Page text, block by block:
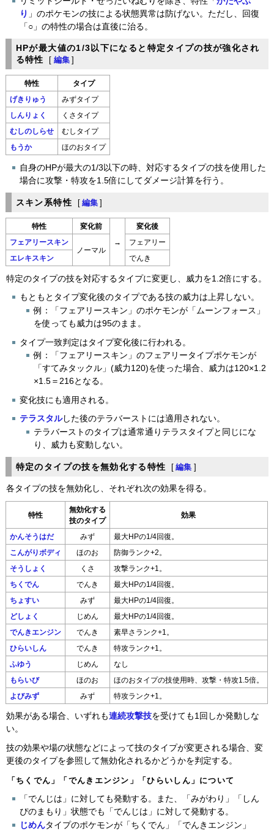
り 」のポケモンの技による状態異常は防げない。ただし、回復
「○」の特性の場合は直後に治る。
HPが最大値の1/3以下になると特定タイプの技が強化され
る特性
[ 編集 ]
特性 タイプ
げきりゅう みずタイプ
しんりょく くさタイプ
むしのしらせ むしタイプ
もうか ほのおタイプ
自身のHPが最大の1/3以下の時、対応するタイプの技を使用した
場合に攻撃・特攻を1.5倍にしてダメージ計算を行う。
スキン系特性 [ 編集 ]
特性 変化前
→
変化後
フェアリースキン
ノーマル
フェアリー
エレキスキン でんき
特定のタイプの技を対応するタイプに変更し、威力を1.2倍にする。
もともとタイプ変化後のタイプである技の威力は上昇しない。
例：「フェアリースキン」のポケモンが「ムーンフォース」
を使っても威力は95のまま。
タイプ一致判定はタイプ変化後に行われる。
例：「フェアリースキン」のフェアリータイプポケモンが
「すてみタックル」(威力120)を使った場合、威力は120×1.2
×1.5＝216となる。
変化技にも適用される。
テラスタルした後のテラバーストには適用されない。
テラバーストのタイプは通常通りテラスタイプと同じにな
り、威力も変動しない。
特定のタイプの技を無効化する特性 [ 編集 ]
各タイプの技を無効化し、それぞれ次の効果を得る。
特性
無効化する
技のタイプ
効果
かんそうはだ みず 最大HPの1/4回復。
こんがりボディ ほのお 防御ランク+2。
そうしょく くさ 攻撃ランク+1。
ちくでん でんき 最大HPの1/4回復。
ちょすい みず 最大HPの1/4回復。
どしょく じめん 最大HPの1/4回復。
でんきエンジン でんき 素早さランク+1。
ひらいしん でんき 特攻ランク+1。
ふゆう じめん なし
もらいび ほのお ほのおタイプの技使用時、攻撃・特攻1.5倍。
よびみず みず 特攻ランク+1。
効果がある場合、いずれも連続攻撃技を受けても1回しか発動しな
い。
技の効果や場の状態などによって技のタイプが変更される場合、変
更後のタイプを参照して無効化されるかどうかを判定する。
「ちくでん」「でんきエンジン」「ひらいしん」について
「でんじは」に対しても発動する。また、「みがわり」「しん
ぴのまもり」状態でも「でんじは」に対して発動する。
じめんタイプのポケモンが「ちくでん」「でんきエンジン」